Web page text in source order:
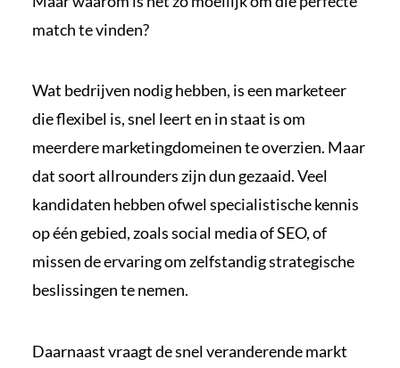
match te vinden?
Wat bedrijven nodig hebben, is een marketeer
die flexibel is, snel leert en in staat is om
meerdere marketingdomeinen te overzien. Maar
dat soort allrounders zijn dun gezaaid. Veel
kandidaten hebben ofwel specialistische kennis
op één gebied, zoals social media of SEO, of
missen de ervaring om zelfstandig strategische
beslissingen te nemen.
Daarnaast vraagt de snel veranderende markt